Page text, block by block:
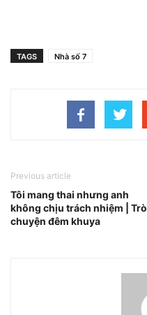
TAGS Nhà số 7
Previous article
Tôi mang thai nhưng anh
không chịu trách nhiệm | Trò
chuyện đêm khuya